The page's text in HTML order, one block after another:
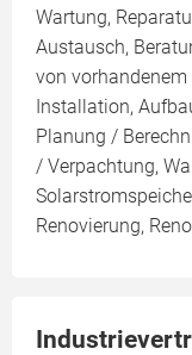
Wartung,
Austausch,
von vorhandenem
Installation,
Planung /
/ Verpachtung,
Renovierung,